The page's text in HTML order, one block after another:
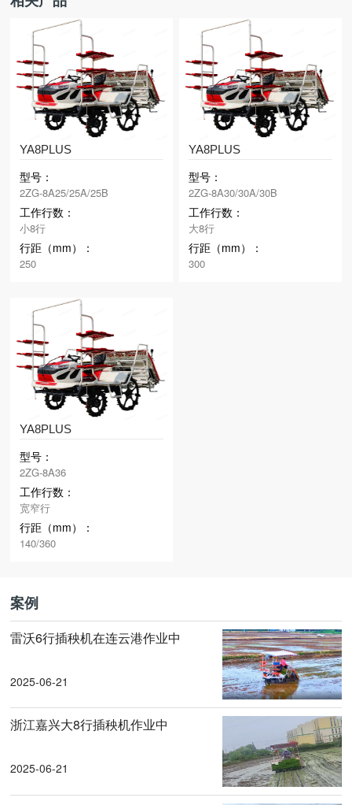
YA8PLUS
型号：
2ZG-8A25/25A/25B
工作行数：
小8行
行距（mm）：
250
YA8PLUS
型号：
2ZG-8A30/30A/30B
工作行数：
大8行
行距（mm）：
300
YA8PLUS
型号：
2ZG-8A36
工作行数：
宽窄行
行距（mm）：
140/360
案例
雷沃6行插秧机在连云港作业中
2025-06-21
浙江嘉兴大8行插秧机作业中
2025-06-21